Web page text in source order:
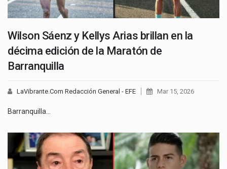
Wilson Sáenz y Kellys Arias brillan en la
décima edición de la Maratón de
Barranquilla
LaVibrante.Com Redacción General - EFE Mar 15, 2026
Barranquilla…